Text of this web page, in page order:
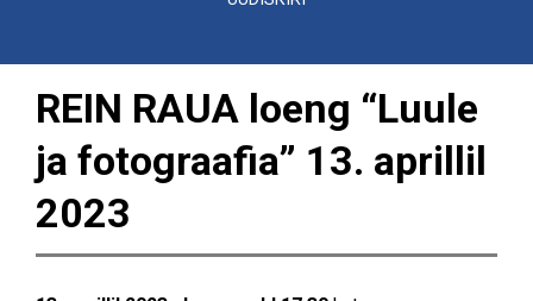
REIN RAUA loeng “Luule
ja fotograafia” 13. aprillil
2023